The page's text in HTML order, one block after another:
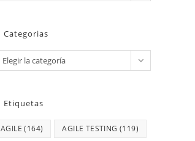
Categorias
Elegir la categoría
Etiquetas
AGILE (164) AGILE TESTING (119)